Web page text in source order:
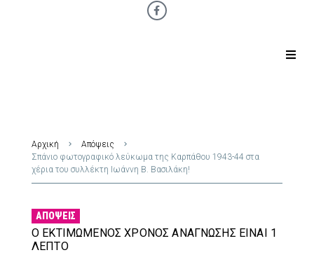
Αρχική
Απόψεις
Σπάνιο φωτογραφικό λεύκωμα της Καρπάθου 1943-44 στα
χέρια του συλλέκτη Ιωάννη Β. Βασιλάκη!
ΑΠΌΨΕΙΣ
Ο ΕΚΤΙΜΏΜΕΝΟΣ ΧΡΌΝΟΣ ΑΝΆΓΝΩΣΗΣ ΕΊΝΑΙ 1
ΛΕΠΤΌ